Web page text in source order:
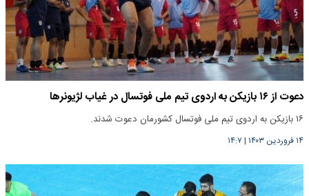
دعوت از ۱۶ بازیکن به اردوی تیم ملی فوتسال در غیاب لژیونرها
۱۶ بازیکن به اردوی تیم ملی فوتسال کشورمان دعوت شدند.
۱۴ فروردین ۱۴۰۳ | ۱۴:۷